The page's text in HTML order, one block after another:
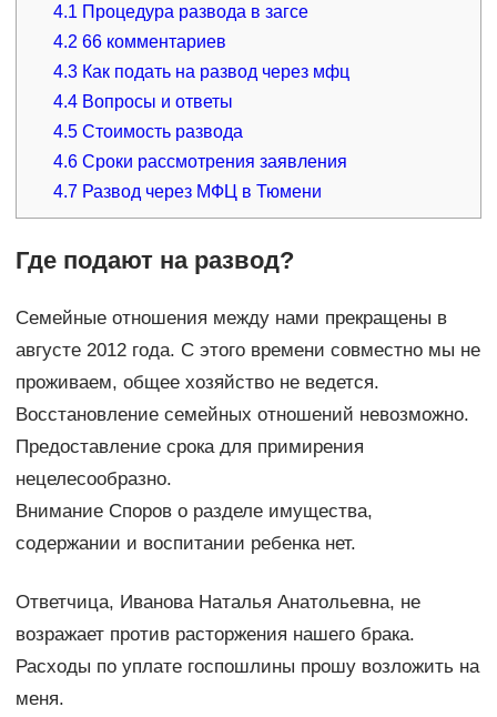
4.1 Процедура развода в загсе
4.2 66 комментариев
4.3 Как подать на развод через мфц
4.4 Вопросы и ответы
4.5 Стоимость развода
4.6 Сроки рассмотрения заявления
4.7 Развод через МФЦ в Тюмени
Где подают на развод?
Семейные отношения между нами прекращены в
августе 2012 года. С этого времени совместно мы не
проживаем, общее хозяйство не ведется.
Восстановление семейных отношений невозможно.
Предоставление срока для примирения
нецелесообразно.
Внимание Споров о разделе имущества,
содержании и воспитании ребенка нет.
Ответчица, Иванова Наталья Анатольевна, не
возражает против расторжения нашего брака.
Расходы по уплате госпошлины прошу возложить на
меня.